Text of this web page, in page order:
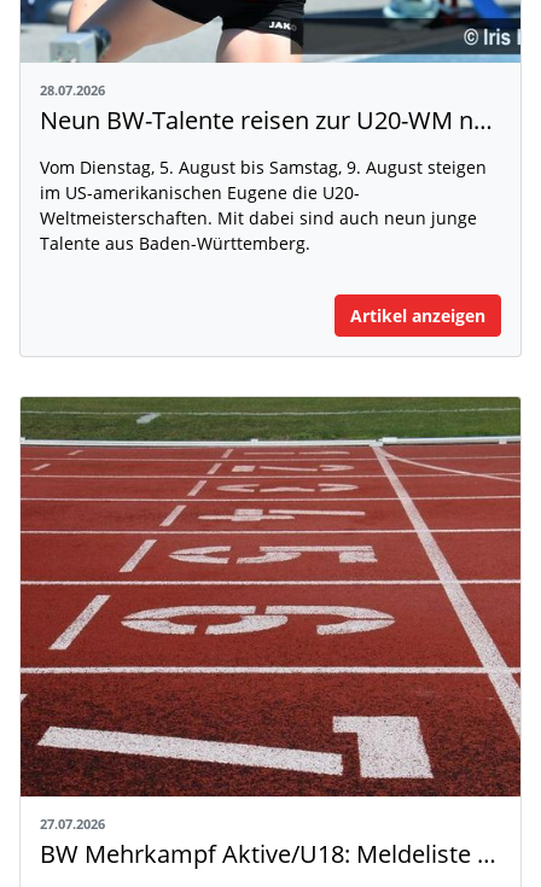
28.07.2026
Neun BW-Talente reisen zur U20-WM nach Eugene
Vom Dienstag, 5. August bis Samstag, 9. August steigen
im US-amerikanischen Eugene die U20-
Weltmeisterschaften. Mit dabei sind auch neun junge
Talente aus Baden-Württemberg.
Artikel anzeigen
27.07.2026
BW Mehrkampf Aktive/U18: Meldeliste mit Riegeneinteilung und Rahmenzeitplan veröffentlicht